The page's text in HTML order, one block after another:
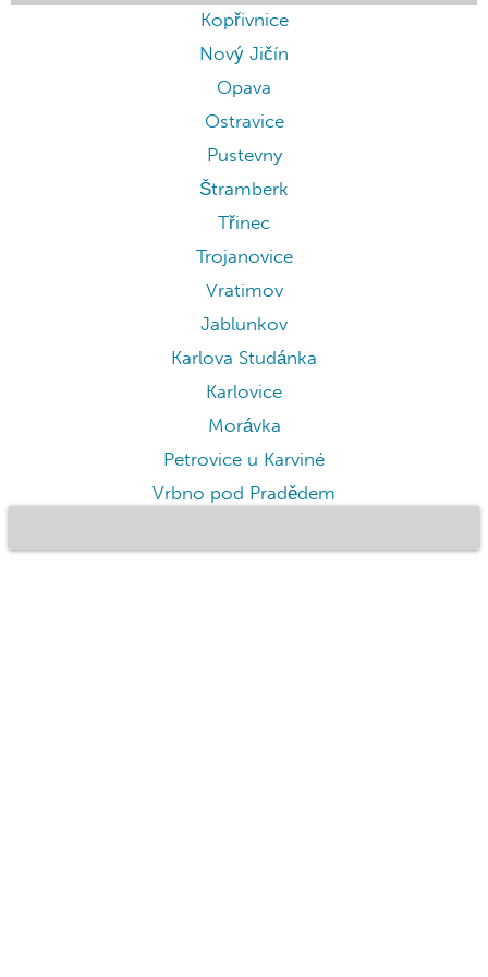
Kopřivnice
Nový Jičín
Opava
Ostravice
Pustevny
Štramberk
Třinec
Trojanovice
Vratimov
Jablunkov
Karlova Studánka
Karlovice
Morávka
Petrovice u Karviné
Vrbno pod Pradědem